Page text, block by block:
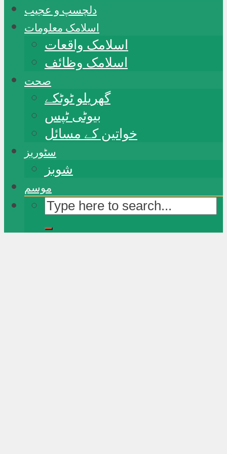
دلچسپ و عجیب
اسلامک معلومات
اسلامک واقعات
اسلامک وظائف
صحت
گھریلو ٹوٹکے
بیوٹی ٹپس
خواتین کے مسائل
سٹوریز
شوبز
موسم